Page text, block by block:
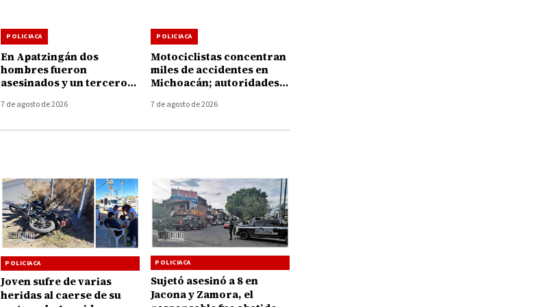
POLICIACA
En Apatzingán dos
hombres fueron
asesinados y un tercero
durante la agresión
7 de agosto de 2026
POLICIACA
Motociclistas concentran
miles de accidentes en
Michoacán; autoridades
prevención
7 de agosto de 2026
POLICIACA
Joven sufre de varias
heridas al caerse de su
POLICIACA
Sujetó asesinó a 8 en
Jacona y Zamora, el